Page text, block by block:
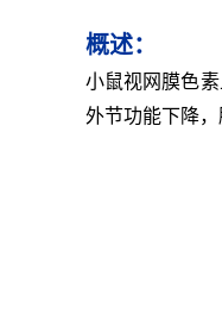
概述：
小鼠视网膜色
外节功能下降，